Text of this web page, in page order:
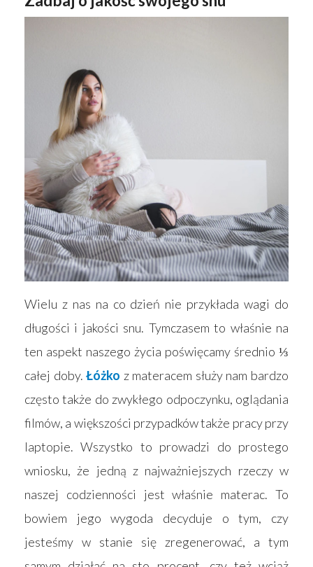
Wielu z nas na co dzień nie przykłada wagi do
długości i jakości snu. Tymczasem to właśnie na
ten aspekt naszego życia poświęcamy średnio ⅓
całej doby.Łóżko z materacem służy nam bardzo
często także do zwykłego odpoczynku, oglądania
filmów, a większości przypadków także pracy przy
laptopie. Wszystko to prowadzi do prostego
wniosku, że jedną z najważniejszych rzeczy w
naszej codzienności jest właśnie materac. To
bowiem jego wygoda decyduje o tym, czy
jesteśmy w stanie się zregenerować, a tym